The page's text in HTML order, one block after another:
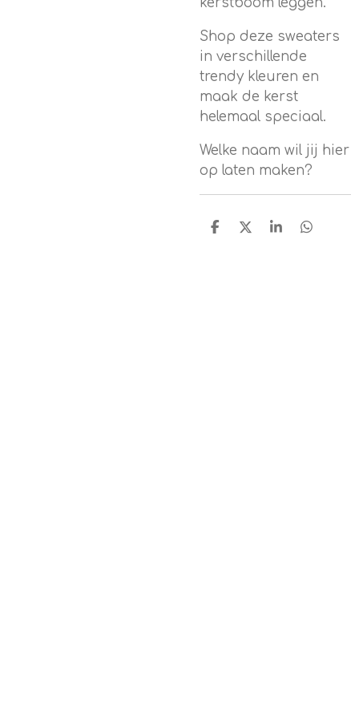
Shop deze sweaters
in verschillende
trendy kleuren en
maak de kerst
helemaal speciaal.
Welke naam wil jij hier
op laten maken?
D
D
S
D